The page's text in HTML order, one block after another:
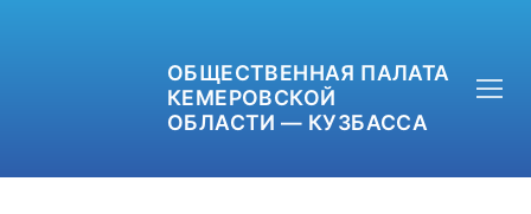
ОБЩЕСТВЕННАЯ ПАЛАТА
КЕМЕРОВСКОЙ
ОБЛАСТИ — КУЗБАССА